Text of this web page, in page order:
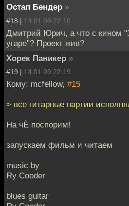
Остап Бендер »
#18 | 14.01.09 22:10
Дмитрий Юрич, а что с кином
угаре"? Проект жив?
Хорек Паникер »
#19 | 14.01.09 22:19
Кому: mcfellow, #15
> все гитарные партии
На чЁ поспорим!
запускаем фильм и читаем
music by
Ry Cooder
blues guitar